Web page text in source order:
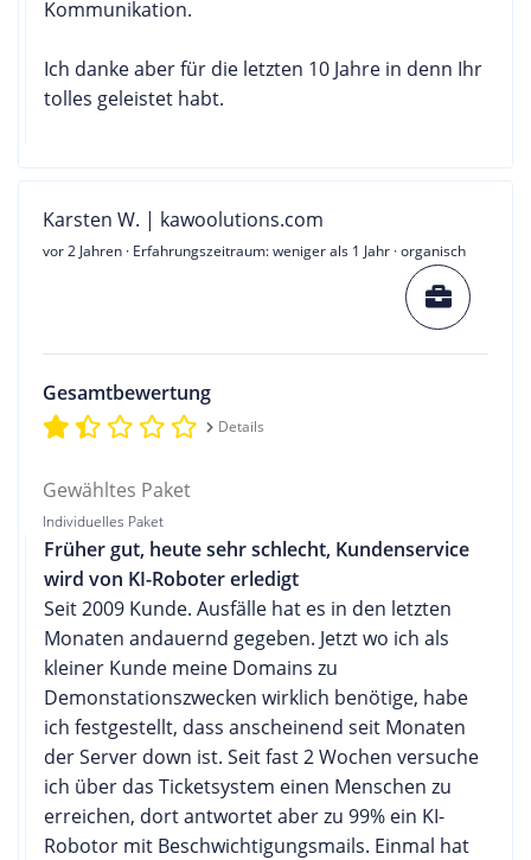
Kommunikation.
Ich danke aber für die letzten 10 Jahre in denn Ihr
tolles geleistet habt.
Karsten W. | kawoolutions.com
vor 2 Jahren · Erfahrungszeitraum: weniger als 1 Jahr · organisch
Gesamtbewertung
Details
Gewähltes Paket
Individuelles Paket
Früher gut, heute sehr schlecht, Kundenservice
wird von KI-Roboter erledigt
Seit 2009 Kunde. Ausfälle hat es in den letzten
Monaten andauernd gegeben. Jetzt wo ich als
kleiner Kunde meine Domains zu
Demonstationszwecken wirklich benötige, habe
ich festgestellt, dass anscheinend seit Monaten
der Server down ist. Seit fast 2 Wochen versuche
ich über das Ticketsystem einen Menschen zu
erreichen, dort antwortet aber zu 99% ein KI-
Robotor mit Beschwichtigungsmails. Einmal hat